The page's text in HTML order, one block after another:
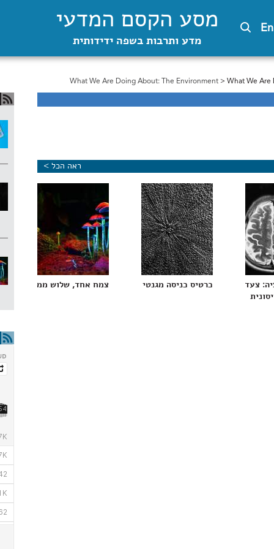
En מסע הקסם המדעי
מדע ותרבות בשפה ידידותית
What We Are Doing About: The Environment> What We Are
ראה הכל >
סרטן
צעד בדרך לטיפול חדשני באלצהיימר הרותם את
כרטיס כניסה מגנטי לראשית החיים בכדור-הארץ
צמח אחד, שלוש ממלכות,